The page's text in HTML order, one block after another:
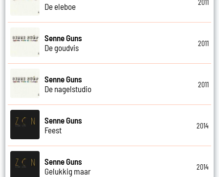
De eleboe
2011
Senne Guns
De goudvis
2011
Senne Guns
De nagelstudio
2011
Senne Guns
Feest
2014
Senne Guns
Gelukkig maar
2014